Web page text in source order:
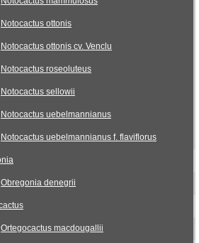
Notocactus ottonis
Notocactus ottonis cv. Venclu
Notocactus roseoluteus
Notocactus sellowii
Notocactus uebelmannianus
Notocactus uebelmannianus f. flaviflorus
Obregonia denegrii
Ortegocactus macdougallii